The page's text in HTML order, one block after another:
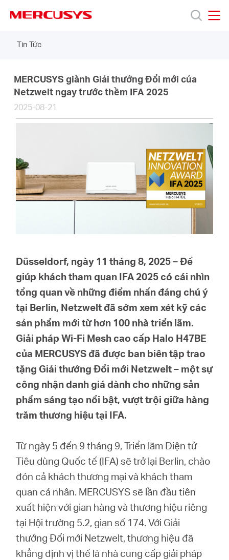
navigation
phẩm
thiệu
Nam
Tiếng
Tin Tức
MERCUSYS giành Giải thưởng Đổi mới của
Netzwelt ngay trước thềm IFA 2025
2025-08-21
Düsseldorf, ngày 11 tháng 8, 2025 – Để
giúp khách tham quan IFA 2025 có cái nhìn
tổng quan về những điểm nhấn đáng chú ý
tại Berlin, Netzwelt đã sớm xem xét kỹ các
sản phẩm mới từ hơn 100 nhà triển lãm.
Giải pháp Wi-Fi Mesh cao cấp Halo H47BE
của MERCUSYS đã được ban biên tập trao
tặng Giải thưởng Đổi mới Netzwelt – một sự
công nhận danh giá dành cho những sản
phẩm sáng tạo nổi bật, vượt trội giữa hàng
trăm thương hiệu tại IFA.
Từ ngày 5 đến 9 tháng 9, Triển lãm Điện tử
Tiêu dùng Quốc tế (IFA) sẽ trở lại Berlin, chào
đón cả khách thương mại và khách tham
quan cá nhân. MERCUSYS sẽ lần đầu tiên
xuất hiện với gian hàng và thương hiệu riêng
tại Hội trường 5.2, gian số 174. Với Giải
thưởng Đổi mới Netzwelt, thương hiệu đã
khẳng định vị thế là nhà cung cấp giải pháp